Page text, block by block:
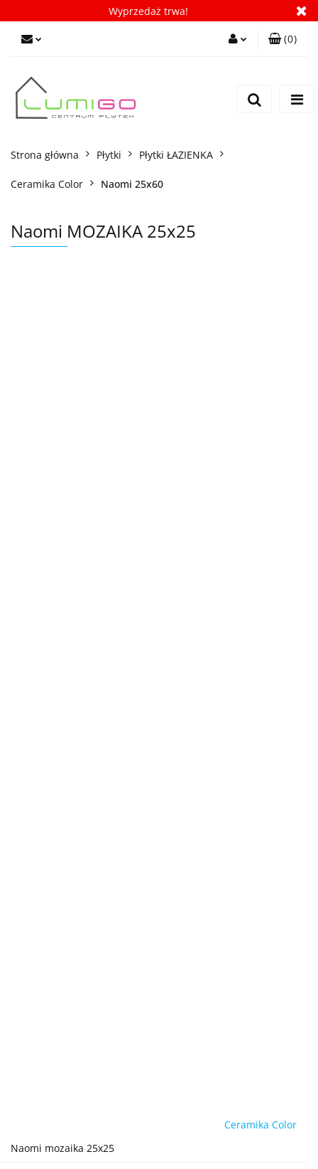
Wyprzedaż trwa!
(0)
Strona główna Płytki Płytki ŁAZIENKA
Ceramika Color Naomi 25x60
Naomi MOZAIKA 25x25
Ceramika Color
Naomi mozaika 25x25